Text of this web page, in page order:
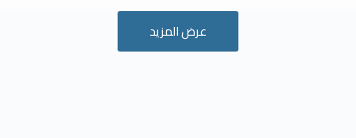
عرض المزيد